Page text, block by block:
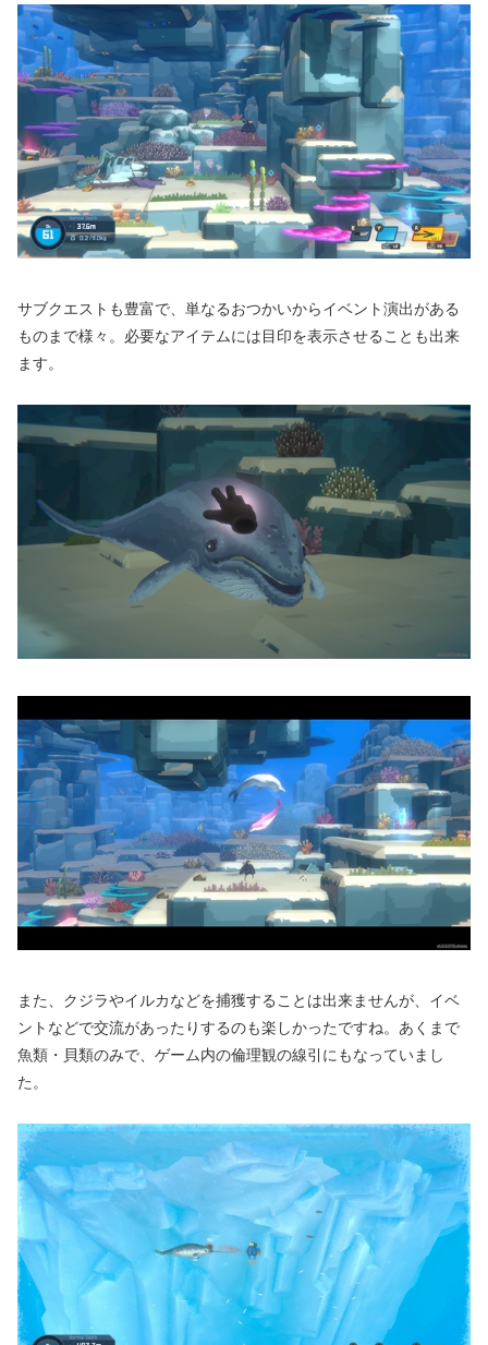
サブクエストも豊富で、単なるおつかいからイベント演出がある
ものまで様々。必要なアイテムには目印を表示させることも出来
ます。
また、クジラやイルカなどを捕獲することは出来ませんが、イベ
ントなどで交流があったりするのも楽しかったですね。あくまで
魚類・貝類のみで、ゲーム内の倫理観の線引にもなっていまし
た。